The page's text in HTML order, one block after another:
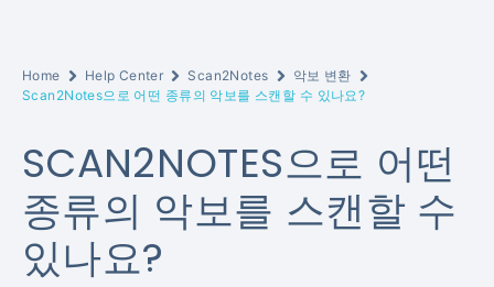
Home Help Center Scan2Notes
악보 변환
Scan2Notes으로 어떤 종류의 악보를 스캔할 수 있나요?
SCAN2NOTES으로 어떤
종류의 악보를 스캔할 수
있나요?